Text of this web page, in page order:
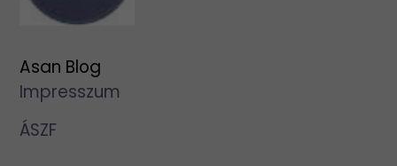
Asan Blog
Impresszum
ÁSZF